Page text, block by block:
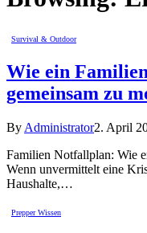
Survival & Outdoor
Wie ein
gemeinsam zu
By Administrator2. April
Familien Notfallplan: Wie
Wenn unvermittelt eine
Haushalte,…
Prepper Wissen